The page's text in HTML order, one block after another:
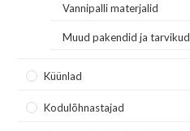
Vannipalli materjalid
Muud pakendid ja tarvikud
Küünlad
Kodulõhnastajad